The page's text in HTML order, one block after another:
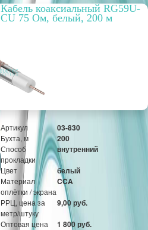
Кабель коаксиальный RG59U-
CU 75 Ом, белый, 200 м
Артикул 03-830
Бухта, м 200
Способ
прокладки
внутренний
Цвет белый
Материал
оплётки / экрана
CCA
РРЦ, цена за
метр/штуку
9,00 руб.
Оптовая цена 1 800 руб.